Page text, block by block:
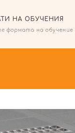
НА ОБУЧЕНИЯ
формата на обучение